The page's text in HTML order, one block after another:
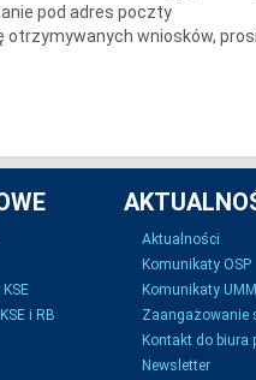
pod adres poczty
otrzymywanych wniosków,
i RB
Aktualności
Komunikaty OSP
Komunikaty UMM
Zaangażowanie
Kontakt do biura
Newsletter